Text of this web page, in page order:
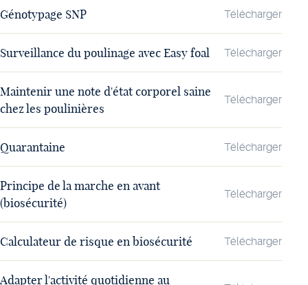
Génotypage SNP Télécharger
Surveillance du poulinage avec Easy foal Télécharger
Maintenir une note d'état corporel saine
chez les poulinières
Télécharger
Quarantaine Télécharger
Principe de la marche en avant
(biosécurité)
Télécharger
Calculateur de risque en biosécurité Télécharger
Adapter l'activité quotidienne au